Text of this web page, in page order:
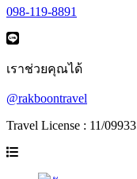
098-119-8891
เราช่วยคุณได้
@rakboontravel
Travel License : 11/09933